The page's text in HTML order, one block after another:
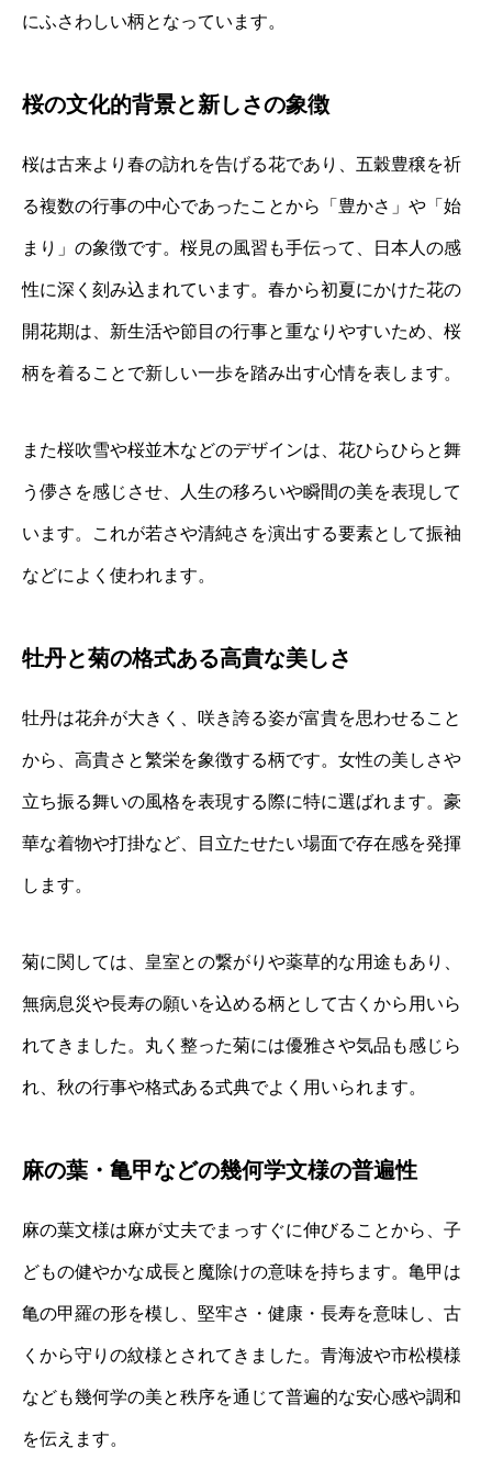
にふさわしい柄となっています。
桜の文化的背景と新しさの象徴
桜は古来より春の訪れを告げる花であり、五穀豊穣を祈
る複数の行事の中心であったことから「豊かさ」や「始
まり」の象徴です。桜見の風習も手伝って、日本人の感
性に深く刻み込まれています。春から初夏にかけた花の
開花期は、新生活や節目の行事と重なりやすいため、桜
柄を着ることで新しい一歩を踏み出す心情を表します。
また桜吹雪や桜並木などのデザインは、花ひらひらと舞
う儚さを感じさせ、人生の移ろいや瞬間の美を表現して
います。これが若さや清純さを演出する要素として振袖
などによく使われます。
牡丹と菊の格式ある高貴な美しさ
牡丹は花弁が大きく、咲き誇る姿が富貴を思わせること
から、高貴さと繁栄を象徴する柄です。女性の美しさや
立ち振る舞いの風格を表現する際に特に選ばれます。豪
華な着物や打掛など、目立たせたい場面で存在感を発揮
します。
菊に関しては、皇室との繋がりや薬草的な用途もあり、
無病息災や長寿の願いを込める柄として古くから用いら
れてきました。丸く整った菊には優雅さや気品も感じら
れ、秋の行事や格式ある式典でよく用いられます。
麻の葉・亀甲などの幾何学文様の普遍性
麻の葉文様は麻が丈夫でまっすぐに伸びることから、子
どもの健やかな成長と魔除けの意味を持ちます。亀甲は
亀の甲羅の形を模し、堅牢さ・健康・長寿を意味し、古
くから守りの紋様とされてきました。青海波や市松模様
なども幾何学の美と秩序を通じて普遍的な安心感や調和
を伝えます。